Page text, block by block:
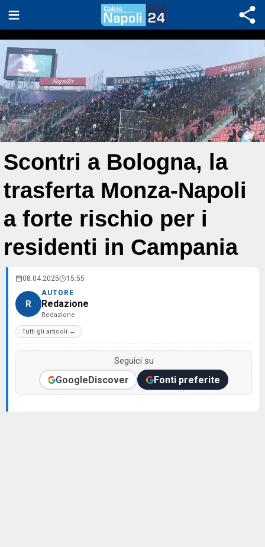
Scontri a Bologna, la
trasferta Monza-Napoli
a forte rischio per i
residenti in Campania
08.04.2025 15:55
R
AUTORE
Redazione
Redazione
Tutti gli articoli →
Seguici su
GoogleDiscover Fonti preferite